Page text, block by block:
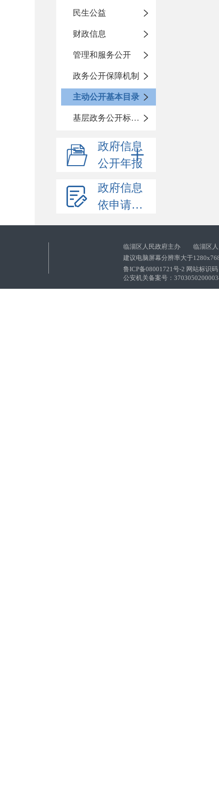
民生公益
财政信息
管理和服务公开
政务公开保障机制
主动公开基本目录
基层政务公开标准化目录
政府信息
公开年报
政府信息
依申请公开
临淄区人民政府主办 临淄区人
建议电脑屏幕分辨率大于
鲁ICP备08001721号-2 网站标识
公安机关备案号：